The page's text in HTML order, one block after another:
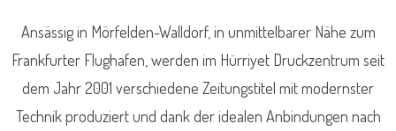
Ansässig in Mörfelden-Walldorf, in unmittelbarer Nähe zum
Frankfurter Flughafen, werden im Hürriyet Druckzentrum seit
dem Jahr 2001 verschiedene Zeitungstitel mit modernster
Technik produziert und dank der idealen Anbindungen nach